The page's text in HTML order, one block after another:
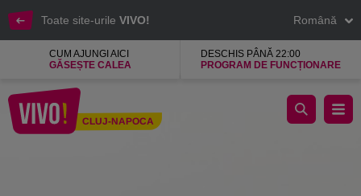
Toate site-urile VIVO! Română
CUM AJUNGI AICI
GĂSEȘTE CALEA
DESCHIS PÂNĂ 22:00
PROGRAM DE FUNCȚIONARE
CLUJ-NAPOCA
Spartan, restaurant inspirat bucataria greceasca